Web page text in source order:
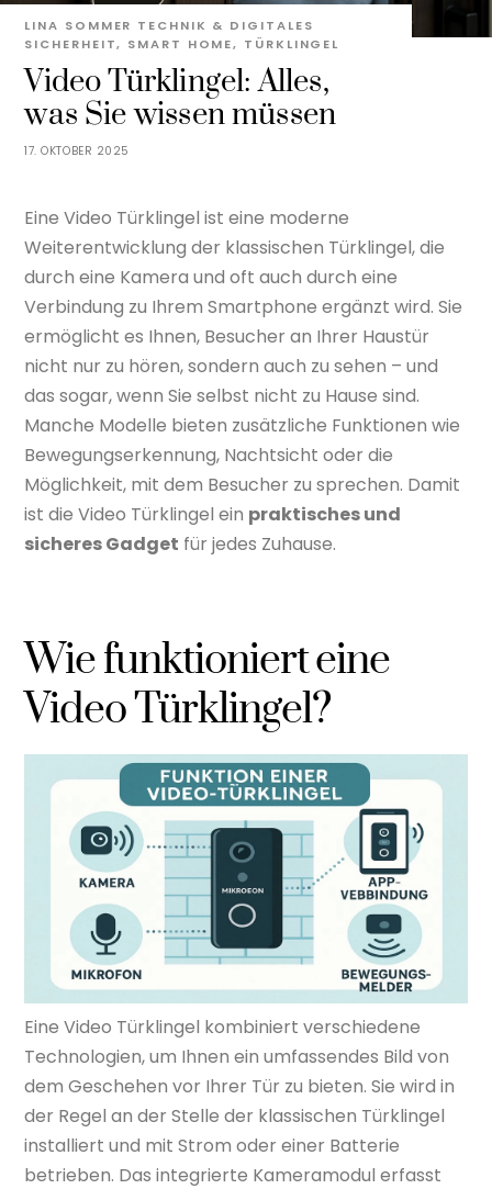
17. OKTOBER 2025
Video Türklingel: Alles,
was Sie wissen müssen
LINA SOMMER TECHNIK & DIGITALES
SICHERHEIT, SMART HOME, TÜRKLINGEL
Eine Video Türklingel ist eine moderne
Weiterentwicklung der klassischen Türklingel, die
durch eine Kamera und oft auch durch eine
Verbindung zu Ihrem Smartphone ergänzt wird. Sie
ermöglicht es Ihnen, Besucher an Ihrer Haustür
nicht nur zu hören, sondern auch zu sehen – und
das sogar, wenn Sie selbst nicht zu Hause sind.
Manche Modelle bieten zusätzliche Funktionen wie
Bewegungserkennung, Nachtsicht oder die
Möglichkeit, mit dem Besucher zu sprechen. Damit
ist die Video Türklingel ein praktisches und
sicheres Gadget für jedes Zuhause.
Wie funktioniert eine
Video Türklingel?
Eine Video Türklingel kombiniert verschiedene
Technologien, um Ihnen ein umfassendes Bild von
dem Geschehen vor Ihrer Tür zu bieten. Sie wird in
der Regel an der Stelle der klassischen Türklingel
installiert und mit Strom oder einer Batterie
betrieben. Das integrierte Kameramodul erfasst